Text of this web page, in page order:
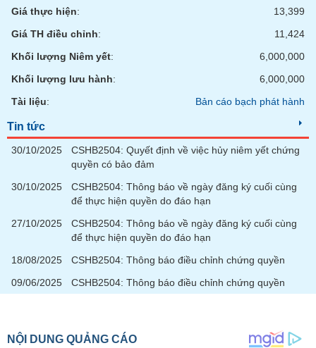
Giá thực hiện:
13,399
Giá TH điều chỉnh:
11,424
Khối lượng Niêm yết:
6,000,000
Khối lượng lưu hành:
6,000,000
Tài liệu: Bản cáo bạch phát hành
Tin tức
30/10/2025
CSHB2504: Quyết định về việc hủy niêm yết chứng
quyền có bảo đảm
30/10/2025
CSHB2504: Thông báo về ngày đăng ký cuối cùng
để thực hiện quyền do đáo hạn
27/10/2025
CSHB2504: Thông báo về ngày đăng ký cuối cùng
để thực hiện quyền do đáo hạn
18/08/2025
CSHB2504: Thông báo điều chỉnh chứng quyền
09/06/2025
CSHB2504: Thông báo điều chỉnh chứng quyền